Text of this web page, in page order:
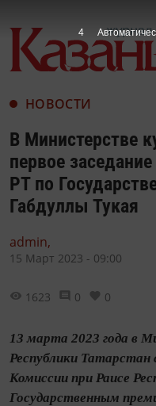
НОВОСТИ
В Министерстве
первое
РТ по
Габдуллы Тукая
admin,
15 Март 2023 - 09:00
1623 0 0
13 марта 2023 года в
Республики Татарстан
Комиссии при Раисе
Государственным
2